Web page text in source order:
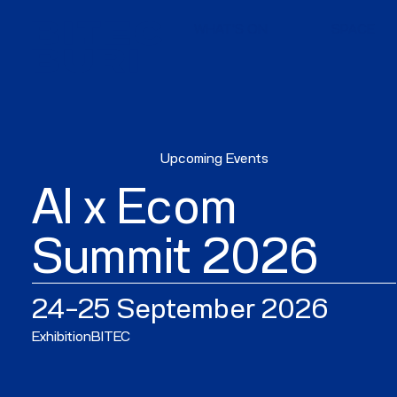
Upcoming Events
AI x Ecom
Summit 2026
24–25 September 2026
ExhibitionBITEC